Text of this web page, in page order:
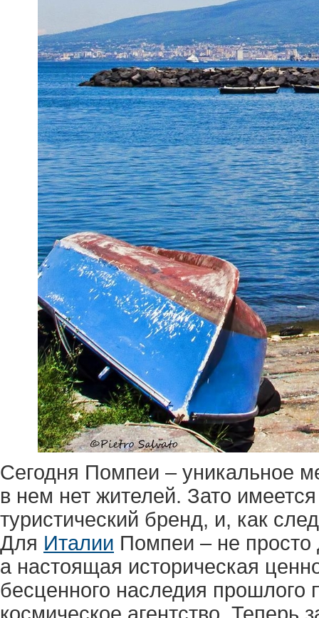
Сегодня Помпеи – уникальное
в нем нет жителей. Зато
туристический бренд, и, как
Для Италии Помпеи – не просто
а настоящая историческая
бесценного наследия прошлого